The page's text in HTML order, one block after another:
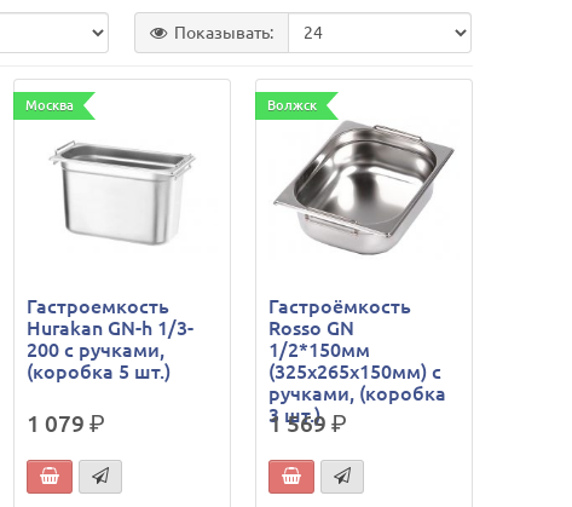
Показывать:
Москва
Гастроемкость
Hurakan GN-h 1/3-
200 с ручками,
(коробка 5 шт.)
1 079 р.
Волжск
Гастроёмкость
Rosso GN
1/2*150мм
(325х265х150мм) с
ручками, (коробка
3 шт.)
1 569 р.